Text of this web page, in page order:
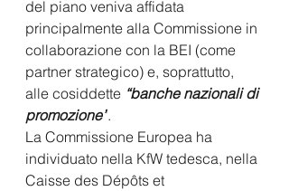
del piano veniva affidata
principalmente alla Commissione in
collaborazione con la BEI (come
partner strategico) e, soprattutto,
alle cosiddette “banche nazionali di
promozione”.
La Commissione Europea ha
individuato nella KfW tedesca, nella
Caisse des Dépôts et